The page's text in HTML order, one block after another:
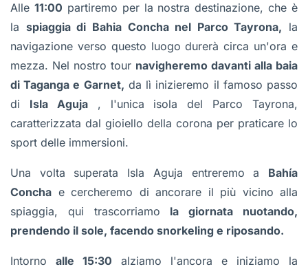
Alle 11:00 partiremo per la nostra destinazione, che è
la spiaggia di Bahia Concha nel Parco Tayrona, la
navigazione verso questo luogo durerà circa un'ora e
mezza. Nel nostro tour navigheremo davanti alla baia
di Taganga e Garnet, da lì inizieremo il famoso passo
di Isla Aguja, l'unica isola del Parco Tayrona,
caratterizzata dal gioiello della corona per praticare lo
sport delle immersioni.
Una volta superata Isla Aguja entreremo a Bahía
Concha e cercheremo di ancorare il più vicino alla
spiaggia, qui trascorriamo la giornata nuotando,
prendendo il sole, facendo snorkeling e riposando.
Intorno alle 15:30 alziamo l'ancora e iniziamo la